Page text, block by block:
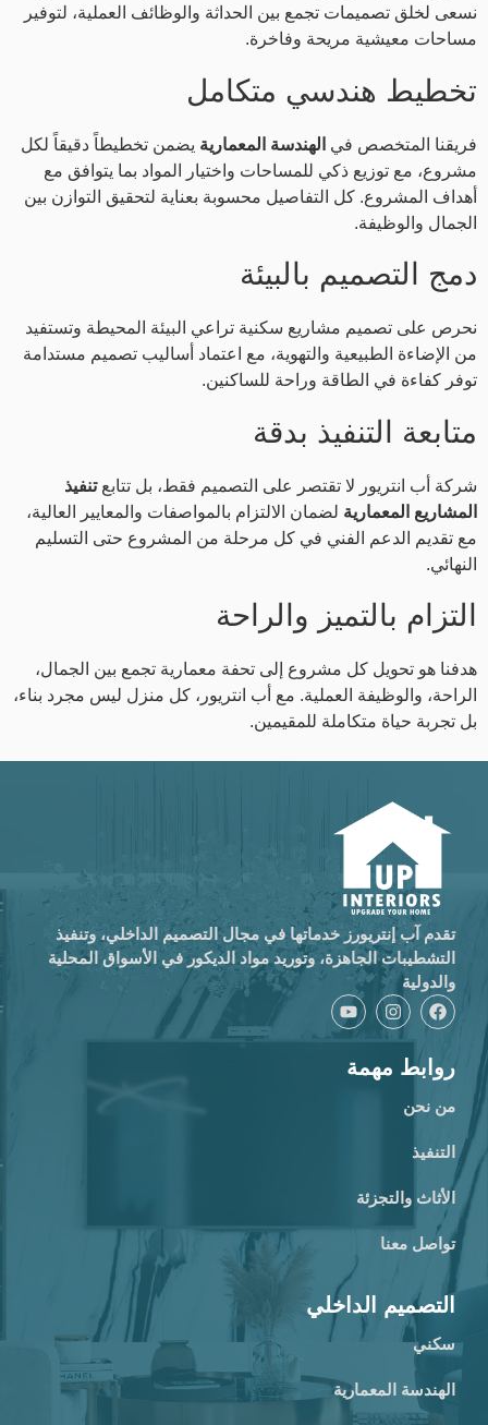
نسعى لخلق تصميمات تجمع بين الحداثة والوظائف العملية، لتوفير
مساحات معيشية مريحة وفاخرة.
تخطيط هندسي متكامل
فريقنا المتخصص في الهندسة المعمارية يضمن تخطيطاً دقيقاً لكل
مشروع، مع توزيع ذكي للمساحات واختيار المواد بما يتوافق مع
أهداف المشروع. كل التفاصيل محسوبة بعناية لتحقيق التوازن بين
الجمال والوظيفة.
دمج التصميم بالبيئة
نحرص على تصميم مشاريع سكنية تراعي البيئة المحيطة وتستفيد
من الإضاءة الطبيعية والتهوية، مع اعتماد أساليب تصميم مستدامة
توفر كفاءة في الطاقة وراحة للساكنين.
متابعة التنفيذ بدقة
شركة أب انتريور لا تقتصر على التصميم فقط، بل تتابعتنفيذ
المشاريع المعمارية لضمان الالتزام بالمواصفات والمعايير العالية،
مع تقديم الدعم الفني في كل مرحلة من المشروع حتى التسليم
النهائي.
التزام بالتميز والراحة
هدفنا هو تحويل كل مشروع إلى تحفة معمارية تجمع بين الجمال،
الراحة، والوظيفة العملية. مع أب انتريور، كل منزل ليس مجرد بناء،
بل تجربة حياة متكاملة للمقيمين.
تقدم آب إنتريورز خدماتها في مجال التصميم الداخلي، وتنفيذ
التشطيبات الجاهزة، وتوريد مواد الديكور في الأسواق المحلية
والدولية
روابط مهمة
من نحن
التنفيذ
الأثاث والتجزئة
تواصل معنا
التصميم الداخلي
سكني
الهندسة المعمارية